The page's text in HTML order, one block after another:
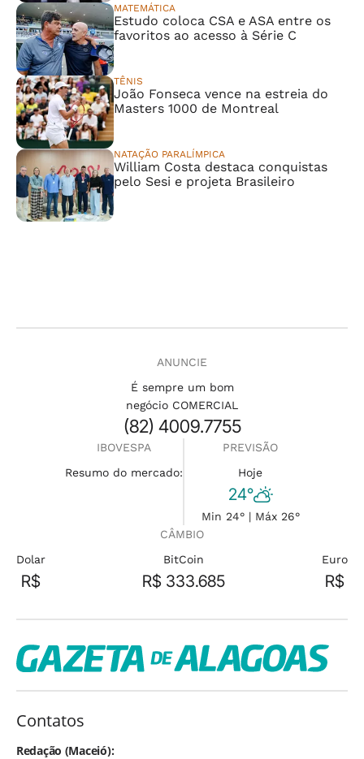
MATEMÁTICA
Estudo coloca CSA e ASA entre os
favoritos ao acesso à Série C
TÊNIS
João Fonseca vence na estreia do
Masters 1000 de Montreal
NATAÇÃO PARALÍMPICA
William Costa destaca conquistas
pelo Sesi e projeta Brasileiro
ANUNCIE
É sempre um bom
negócio COMERCIAL
(82) 4009.7755
IBOVESPA
Resumo do mercado:
PREVISÃO
Hoje
24°
Min 24° | Máx 26°
CÂMBIO
Dolar
R$
BitCoin
R$ 333.685
Euro
R$
Contatos
Redação (Maceió):